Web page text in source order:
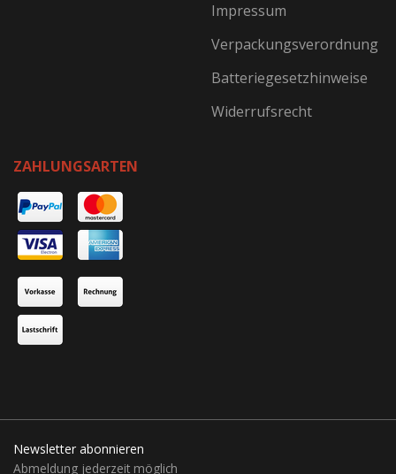
Impressum
Verpackungsverordnung
Batteriegesetzhinweise
Widerrufsrecht
ZAHLUNGSARTEN
Newsletter abonnieren
Abmeldung jederzeit möglich